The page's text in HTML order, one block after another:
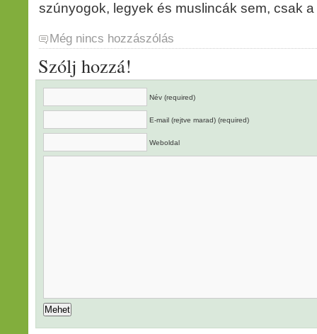
szúnyogok, legyek és muslincák sem, csak
Még nincs hozzászólás
Szólj hozzá!
Név (required)
E-mail (rejtve marad) (required)
Weboldal